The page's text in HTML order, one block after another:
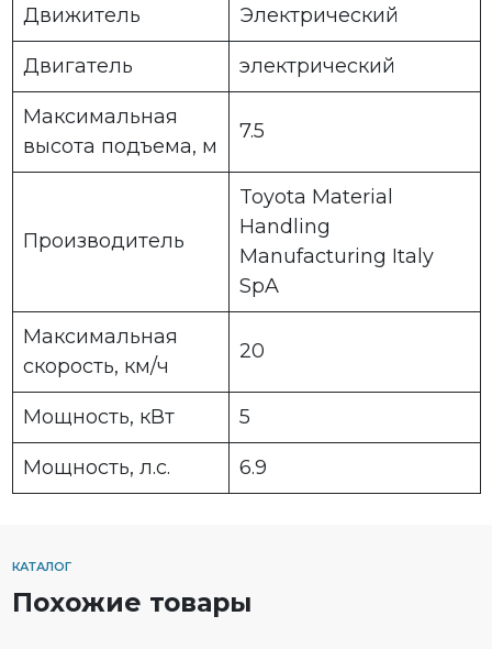
Движитель Электрический
Двигатель электрический
Максимальная
высота подъема, м
7.5
Производитель
Toyota Material
Handling
Manufacturing Italy
SpA
Максимальная
скорость, км/ч
20
Мощность, кВт 5
Мощность, л.с. 6.9
КАТАЛОГ
Похожие товары